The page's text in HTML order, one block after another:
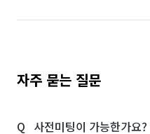
자주 묻는 질문
사전미팅이 가능한가요?